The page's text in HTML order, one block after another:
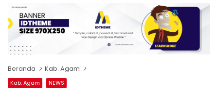
Beranda Kab. Agam
Kab. Agam NEWS